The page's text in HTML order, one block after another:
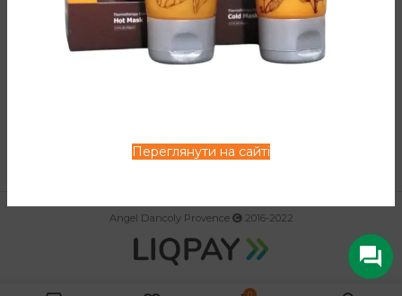
Переглянути на сайті
КАТАЛОГ
Angel Dancoly Provence 2016-2022